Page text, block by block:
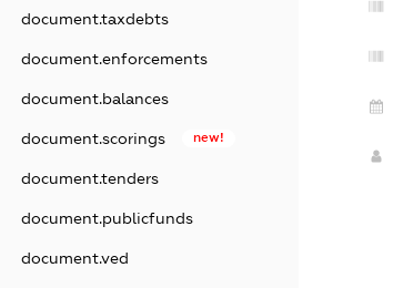
document.taxdebts
document.enforcements
document.balances
document.scorings new!
document.tenders
document.publicfunds
document.ved